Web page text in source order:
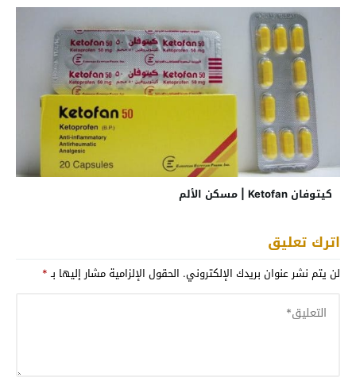
كيتوفان Ketofan | مسكن الألم
اترك تعليق
لن يتم نشر عنوان بريدك الإلكتروني. الحقول الإلزامية مشار إليها بـ*